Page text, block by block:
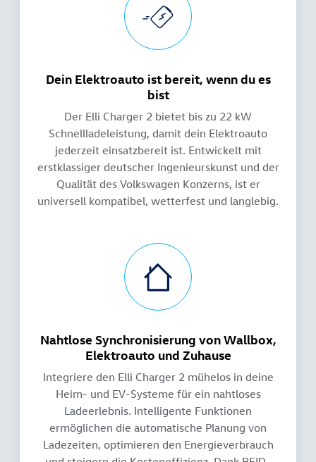
Dein Elektroauto ist bereit, wenn du es
bist
Der Elli Charger 2 bietet bis zu 22 kW
Schnellladeleistung, damit dein Elektroauto
jederzeit einsatzbereit ist. Entwickelt mit
erstklassiger deutscher Ingenieurskunst und der
Qualität des Volkswagen Konzerns, ist er
universell kompatibel, wetterfest und langlebig.
Nahtlose Synchronisierung von Wallbox,
Elektroauto und Zuhause
Integriere den Elli Charger 2 mühelos in deine
Heim- und EV-Systeme für ein nahtloses
Ladeerlebnis. Intelligente Funktionen
ermöglichen die automatische Planung von
Ladezeiten, optimieren den Energieverbrauch